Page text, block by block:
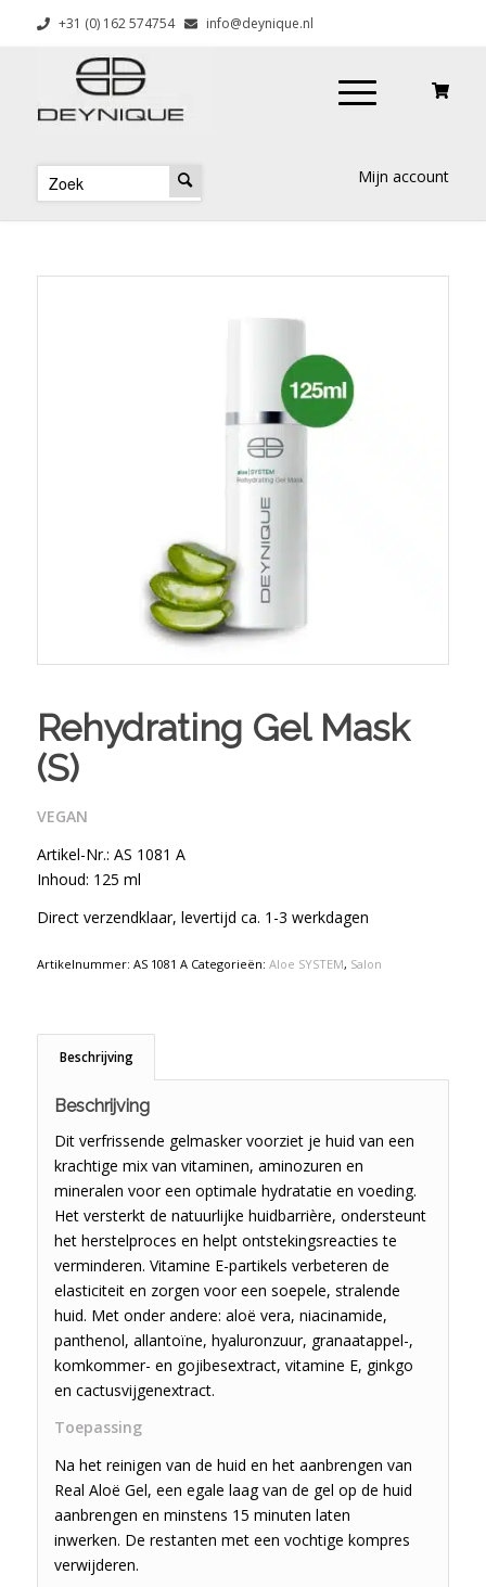
+31 (0) 162 574754 info@deynique.nl
Mijn account
Rehydrating Gel Mask
(S)
VEGAN
Artikel-Nr.: AS 1081 A
Inhoud: 125 ml
Direct verzendklaar, levertijd ca. 1-3 werkdagen
Artikelnummer: AS 1081 A Categorieën: Aloe SYSTEM, Salon
Beschrijving
Beschrijving
Dit verfrissende gelmasker voorziet je huid van een
krachtige mix van vitaminen, aminozuren en
mineralen voor een optimale hydratatie en voeding.
Het versterkt de natuurlijke huidbarrière, ondersteunt
het herstelproces en helpt ontstekingsreacties te
verminderen. Vitamine E-partikels verbeteren de
elasticiteit en zorgen voor een soepele, stralende
huid. Met onder andere: aloë vera, niacinamide,
panthenol, allantoïne, hyaluronzuur, granaatappel-,
komkommer- en gojibesextract, vitamine E, ginkgo
en cactusvijgenextract.
Toepassing
Na het reinigen van de huid en het aanbrengen van
Real Aloë Gel, een egale laag van de gel op de huid
aanbrengen en minstens 15 minuten laten
inwerken. De restanten met een vochtige kompres
verwijderen.